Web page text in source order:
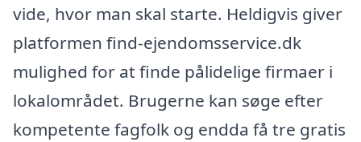
vide, hvor man skal starte. Heldigvis giver
platformen find-ejendomsservice.dk
mulighed for at finde pålidelige firmaer i
lokalområdet. Brugerne kan søge efter
kompetente fagfolk og endda få tre gratis